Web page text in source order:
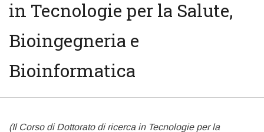
in Tecnologie per la Salute,
Bioingegneria e
Bioinformatica
(Il Corso di Dottorato di ricerca in Tecnologie per la